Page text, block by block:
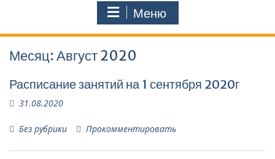
Меню
Месяц: Август 2020
Расписание занятий на 1 сентября 2020г
31.08.2020
Без рубрики Прокомментировать